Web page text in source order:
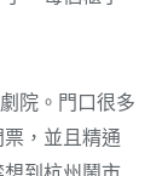
院。門口很多
，並且精通